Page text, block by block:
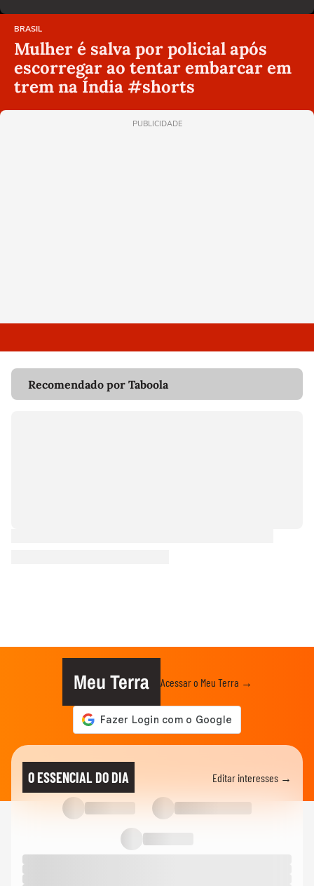
BRASIL
Mulher é salva por policial após
escorregar ao tentar embarcar em
trem na Índia #shorts
PUBLICIDADE
Recomendado por Taboola
Meu Terra Acessar o Meu Terra →
O ESSENCIAL DO DIA Editar interesses →